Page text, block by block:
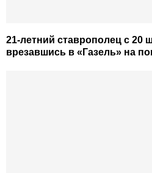
21-летний ставрополец с 20
врезавшись в «Газель» на